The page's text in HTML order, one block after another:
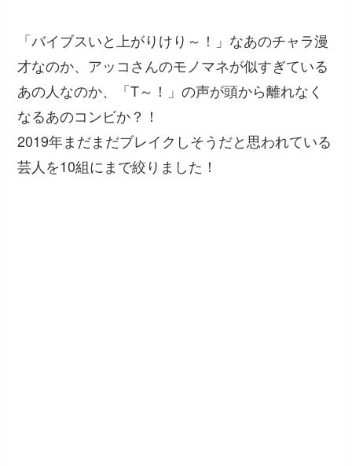
「バイブスいと上がりけり～！」なあのチャラ漫
才なのか、アッコさんのモノマネが似すぎている
あの人なのか、「T～！」の声が頭から離れなく
なるあのコンビか？！
2019年まだまだブレイクしそうだと思われている
芸人を10組にまで絞りました！